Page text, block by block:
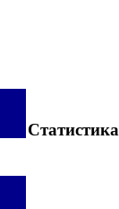
Статистика